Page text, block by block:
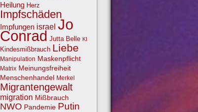
Heilung Herz
Impfschäden
Impfungen israel Jo
Conrad Jutta Belle KI
Kindesmißbrauch Liebe
Manipulation Maskenpflicht
Matrix Meinungsfreiheit
Menschenhandel Merkel
Migrantengewalt
migration Mißbrauch
NWO Pandemie Putin